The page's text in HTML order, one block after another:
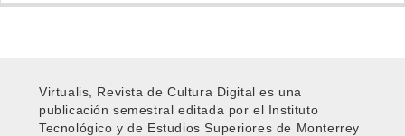
Virtualis, Revista de Cultura Digital es una
publicación semestral editada por el Instituto
Tecnológico y de Estudios Superiores de Monterrey